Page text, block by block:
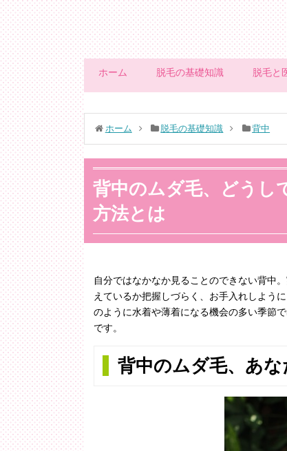
ホーム 脱毛の基礎知識 脱毛と
ホーム 脱毛の基礎知識 背中
背中のムダ毛、どうし
方法とは
自分ではなかなか見ることのできない背中
えているか把握しづらく、お手入れしよう
のように水着や薄着になる機会の多い季節
です。
背中のムダ毛、あ